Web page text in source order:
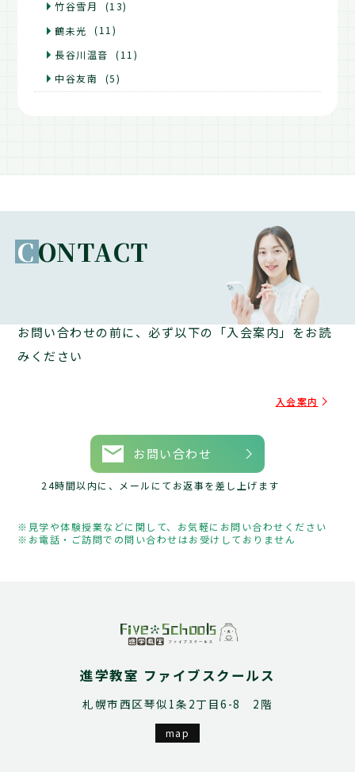
竹谷雪月
(13)
鶴未光
(11)
長谷川温音
(11)
中谷友南
(5)
CONTACT
お問い合わせの前に、必ず以下の「入会案内」をお読
みください
入会案内
お問い合わせ
24時間以内に、メールにてお返事を差し上げます
見学や体験授業などに関して、お気軽にお問い合わせください
お電話・ご訪問での問い合わせはお受けしておりません
進学教室 ファイブスクールス
札幌市西区琴似1条2丁目6-8 2階
map